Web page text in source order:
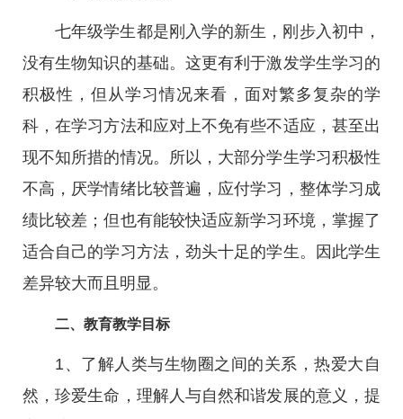
七年级学生都是刚入学的新生，刚步入初中，
没有生物知识的基础。这更有利于激发学生学习的
积极性，但从学习情况来看，面对繁多复杂的学
科，在学习方法和应对上不免有些不适应，甚至出
现不知所措的情况。所以，大部分学生学习积极性
不高，厌学情绪比较普遍，应付学习，整体学习成
绩比较差；但也有能较快适应新学习环境，掌握了
适合自己的学习方法，劲头十足的学生。因此学生
差异较大而且明显。
二、教育教学目标
1、了解人类与生物圈之间的关系，热爱大自
然，珍爱生命，理解人与自然和谐发展的意义，提